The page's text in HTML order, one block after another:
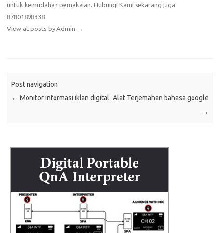
untuk kemudahan pemakaian. Hubungi Kami sekarang juga
87801898338
View all posts by Admin →
Post navigation
← Monitor informasi iklan digital Alat Terjemahan bahasa google
→